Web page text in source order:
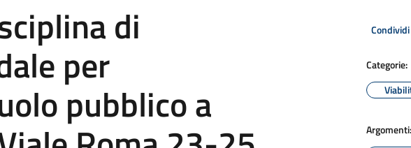
di
per
pubblico a
Condividi
Categorie:
Argomenti: